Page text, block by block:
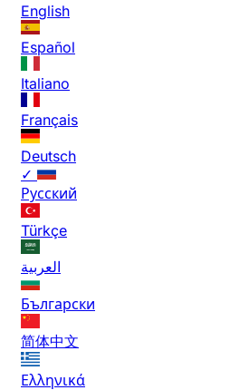
English
Español
Italiano
Français
Deutsch
✓
Русский
Türkçe
العربية
Български
简体中文
Ελληνικά